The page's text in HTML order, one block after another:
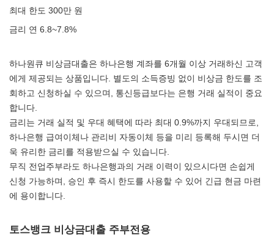
최대 한도 300만 원
금리 연 6.8~7.8%
하나원큐 비상금대출은 하나은행 계좌를 6개월 이상 거래하신 고객
에게 제공되는 상품입니다. 별도의 소득증빙 없이 비상금 한도를 조
회하고 신청하실 수 있으며, 통신등급보다는 은행 거래 실적이 중요
합니다.
금리는 거래 실적 및 우대 혜택에 따라 최대 0.9%까지 우대되므로,
하나은행 급여이체나 관리비 자동이체 등을 미리 등록해 두시면 더
욱 유리한 금리를 적용받으실 수 있습니다.
무직 전업주부라도 하나은행과의 거래 이력이 있으시다면 손쉽게
신청 가능하며, 승인 후 즉시 한도를 사용할 수 있어 긴급 현금 마련
에 용이합니다.
토스뱅크 비상금대출 주부전용